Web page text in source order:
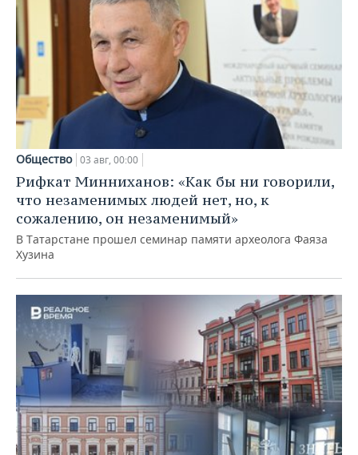
Общество 03 авг, 00:00
Рифкат Минниханов: «Как бы ни говорили,
что незаменимых людей нет, но, к
сожалению, он незаменимый»
В Татарстане прошел семинар памяти археолога Фаяза
Хузина